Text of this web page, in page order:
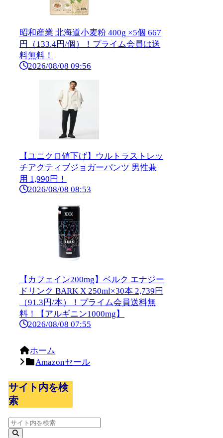
昭和産業 北海道小麦粉 400g ×5個 667
円（133.4円/個）！プライム会員は送
料無料！
2026/08/08 09:56
【ユニクロ値下げ】ウルトラストレッ
チアクティブジョガーパンツ 男性兼
用 1,990円！
2026/08/08 08:53
【カフェイン200mg】ベルク エナジー
ドリンク BARK X 250ml×30本 2,739円
（91.3円/本）！プライム会員送料無
料！【アルギニン1000mg】
2026/08/08 07:55
ホーム
Amazonセール
サイト内を検
索